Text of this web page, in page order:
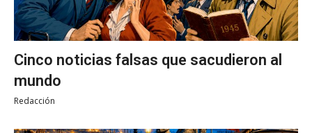
Cinco noticias falsas que sacudieron al
mundo
Redacción